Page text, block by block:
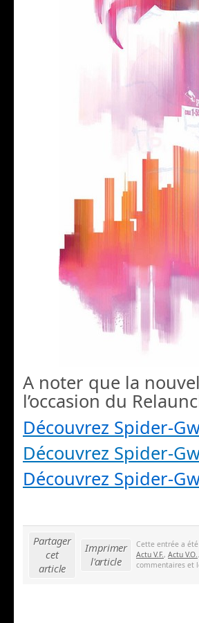
A noter que la
l’occasion du
Découvrez Spider-
Découvrez Spider-
Découvrez Spider-
Partager
cet
article
Imprimer
l'article
Cette entrée a
Actu V.F. , Actu V.O.
commentaires et